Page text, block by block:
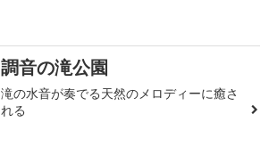
調音の滝公園
滝の水音が奏でる天然のメロディーに癒さ
れる